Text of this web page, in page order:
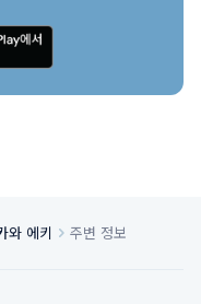
와 에키 주변 정보